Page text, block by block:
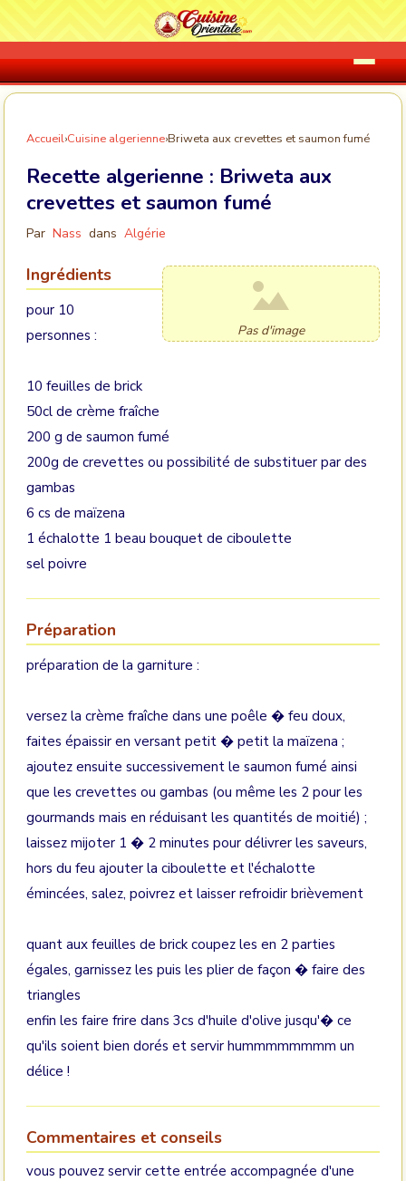
Accueil›Cuisine algerienne›Briweta aux crevettes et saumon fumé
Recette algerienne : Briweta aux
crevettes et saumon fumé
Par Nass dans Algérie
Pas d'image
Ingrédients
pour 10
personnes :
10 feuilles de brick
50cl de crème fraîche
200 g de saumon fumé
200g de crevettes ou possibilité de substituer par des
gambas
6 cs de maïzena
1 échalotte 1 beau bouquet de ciboulette
sel poivre
Préparation
préparation de la garniture :
versez la crème fraîche dans une poêle � feu doux,
faites épaissir en versant petit � petit la maïzena ;
ajoutez ensuite successivement le saumon fumé ainsi
que les crevettes ou gambas (ou même les 2 pour les
gourmands mais en réduisant les quantités de moitié) ;
laissez mijoter 1 � 2 minutes pour délivrer les saveurs,
hors du feu ajouter la ciboulette et l'échalotte
émincées, salez, poivrez et laisser refroidir brièvement
quant aux feuilles de brick coupez les en 2 parties
égales, garnissez les puis les plier de façon � faire des
triangles
enfin les faire frire dans 3cs d'huile d'olive jusqu'� ce
qu'ils soient bien dorés et servir hummmmmmmm un
délice !
Commentaires et conseils
vous pouvez servir cette entrée accompagnée d'une